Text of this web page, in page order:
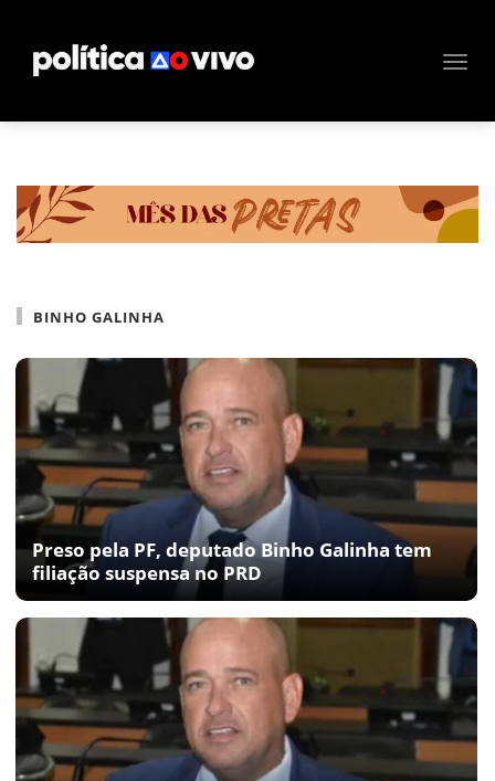
BINHO GALINHA
Preso pela PF, deputado Binho Galinha tem
filiação suspensa no PRD